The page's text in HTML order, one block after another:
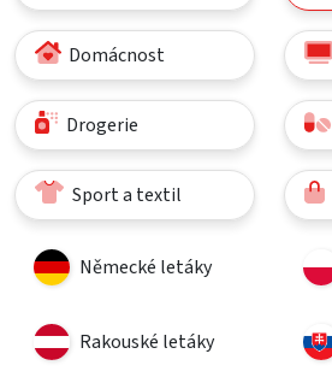
Domácnost
Drogerie
Sport a textil
Německé letáky
Rakouské letáky